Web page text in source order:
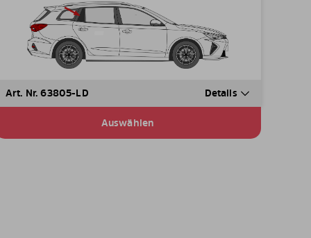
Art. Nr. 63805-LD Details
Auswählen